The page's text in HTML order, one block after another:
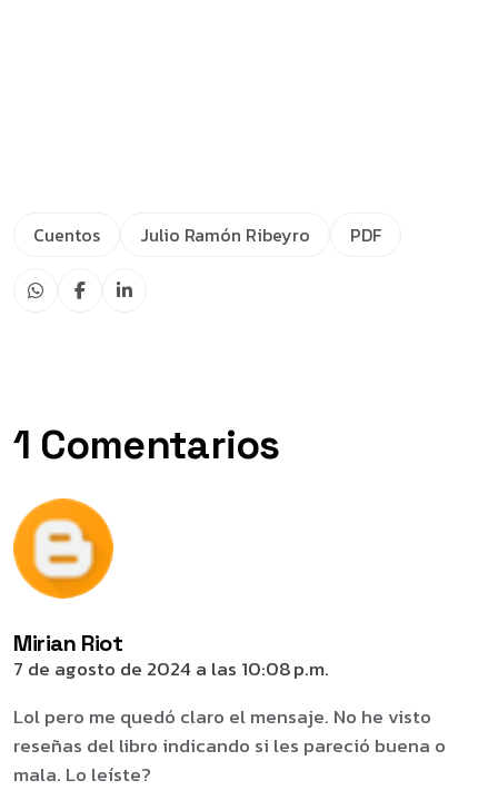
Cuentos Julio Ramón Ribeyro PDF
1 Comentarios
Mirian Riot
7 de agosto de 2024 a las 10:08 p.m.
Lol pero me quedó claro el mensaje. No he visto
reseñas del libro indicando si les pareció buena o
mala. Lo leíste?